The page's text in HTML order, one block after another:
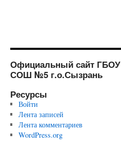
Официальный сайт ГБОУ
СОШ №5 г.о.Сызрань
Ресурсы
Войти
Лента записей
Лента комментариев
WordPress.org